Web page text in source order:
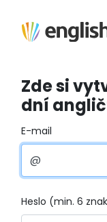
Zde si
dní
E-mail
Heslo (min. 6